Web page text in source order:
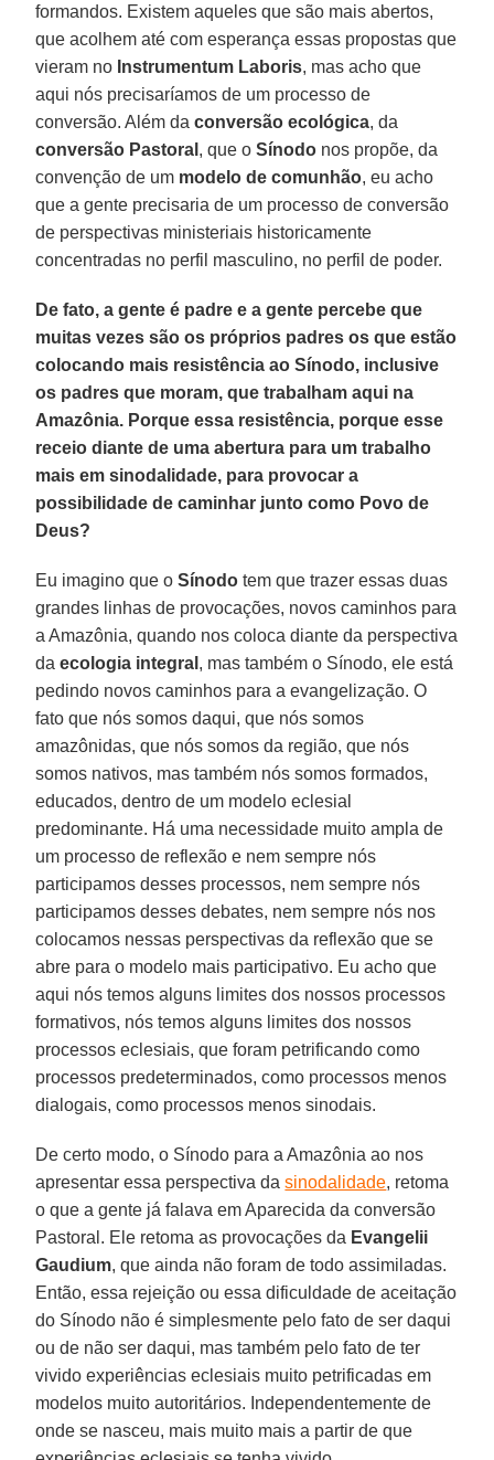
formandos. Existem aqueles que são mais abertos,
que acolhem até com esperança essas propostas que
vieram no Instrumentum Laboris, mas acho que
aqui nós precisaríamos de um processo de
conversão. Além daconversão ecológica, da
conversão Pastoral , que oSínodo nos propõe, da
convenção de um modelo de comunhão, eu acho
que a gente precisaria de um processo de conversão
de perspectivas ministeriais historicamente
concentradas no perfil masculino, no perfil de poder.
De fato, a gente é padre e a gente percebe que
muitas vezes são os próprios padres os que estão
colocando mais resistência ao Sínodo, inclusive
os padres que moram, que trabalham aqui na
Amazônia. Porque essa resistência, porque esse
receio diante de uma abertura para um trabalho
mais em sinodalidade, para provocar a
possibilidade de caminhar junto como Povo de
Deus?
Eu imagino que oSínodo tem que trazer essas duas
grandes linhas de provocações, novos caminhos para
a Amazônia, quando nos coloca diante da perspectiva
daecologia integral , mas também o Sínodo, ele está
pedindo novos caminhos para a evangelização. O
fato que nós somos daqui, que nós somos
amazônidas, que nós somos da região, que nós
somos nativos, mas também nós somos formados,
educados, dentro de um modelo eclesial
predominante. Há uma necessidade muito ampla de
um processo de reflexão e nem sempre nós
participamos desses processos, nem sempre nós
participamos desses debates, nem sempre nós nos
colocamos nessas perspectivas da reflexão que se
abre para o modelo mais participativo. Eu acho que
aqui nós temos alguns limites dos nossos processos
formativos, nós temos alguns limites dos nossos
processos eclesiais, que foram petrificando como
processos predeterminados, como processos menos
dialogais, como processos menos sinodais.
De certo modo, o Sínodo para a Amazônia ao nos
apresentar essa perspectiva dasinodalidade, retoma
o que a gente já falava em Aparecida da conversão
Pastoral. Ele retoma as provocações da Evangelii
Gaudium, que ainda não foram de todo assimiladas.
Então, essa rejeição ou essa dificuldade de aceitação
do Sínodo não é simplesmente pelo fato de ser daqui
ou de não ser daqui, mas também pelo fato de ter
vivido experiências eclesiais muito petrificadas em
modelos muito autoritários. Independentemente de
onde se nasceu, mais muito mais a partir de que